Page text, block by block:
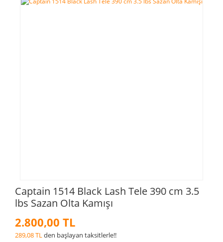
Captain 1514 Black Lash Tele 390 cm 3.5
lbs Sazan Olta Kamışı
2.800,00 TL
289,08 TLden başlayan taksitlerle!!